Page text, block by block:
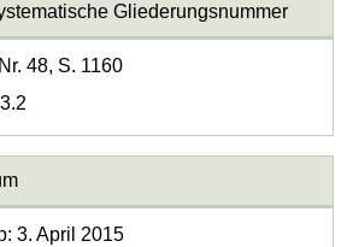
Gliederungsnummer
48, S. 1160
3. April 2015